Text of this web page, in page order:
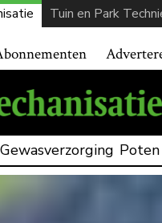
Tuin en Park
Gewasverzorging Poten